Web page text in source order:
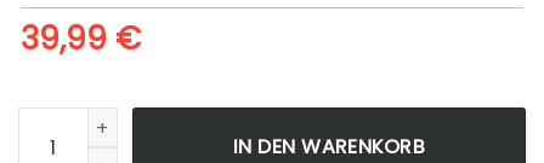
39,99 €
Galaxie Xi - Leinwandbild Menge
IN DEN WARENKORB